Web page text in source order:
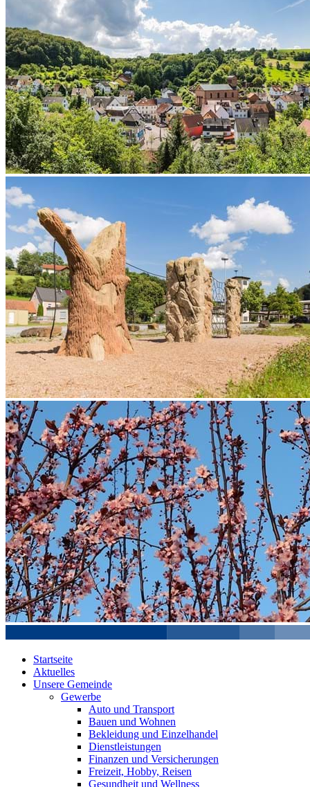
Startseite
Aktuelles
Unsere Gemeinde
Gewerbe
Auto und Transport
Bauen und Wohnen
Bekleidung und Einzelhandel
Dienstleistungen
Finanzen und Versicherungen
Freizeit, Hobby, Reisen
Gesundheit und Wellness